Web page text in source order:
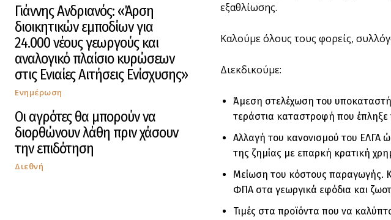
Γιάννης Ανδριανός: «Άρση
διοικητικών εμποδίων για
24.000 νέους γεωργούς και
αναλογικό πλαίσιο κυρώσεων
στις Ενιαίες Αιτήσεις Ενίσχυσης»
Ενημέρωση
Οι αγρότες θα μπορούν να
διορθώνουν λάθη πριν χάσουν
την επιδότηση
Διεθνή
εξαθλίωσης.
Καλούμε όλους τους φορείς,
Διεκδικούμε:
Άμεση στελέχωση του
τεράστια καταστροφή που έπληξε
Αλλαγή του κανονισμού του ΕΛΓΑ
της ζημίας με επαρκή κρατική
Μείωση του κόστους παραγωγής.
ΦΠΑ στα γεωργικά εφόδια και
Τιμές στα προϊόντα που να